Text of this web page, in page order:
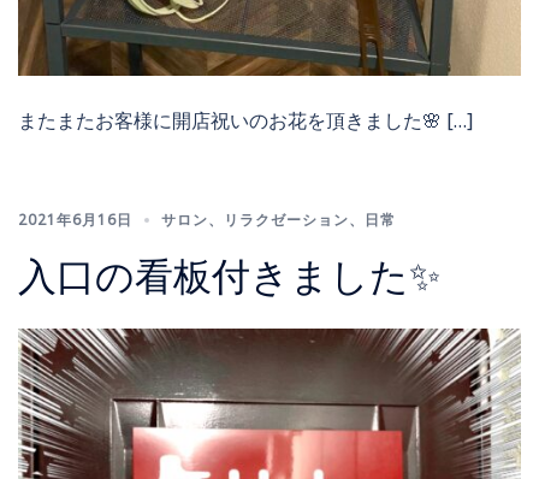
またまたお客様に開店祝いのお花を頂きました🌸 […]
2021年6月16日 サロン、 リラクゼーション、 日常
入口の看板付きました✨